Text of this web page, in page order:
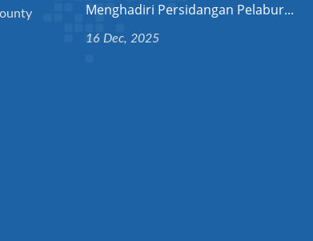
Menghadiri Persidangan Pelabur...
16 Dec, 2025